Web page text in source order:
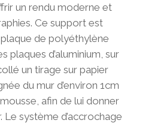
un rendu moderne et
Ce support est
plaque de polyéthylène
plaques d’aluminium, sur
un tirage sur papier
du mur d’environ 1cm
afin de lui donner
Le système d’accrochage